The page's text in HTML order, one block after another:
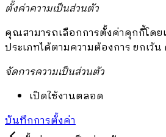
ตั้งค่าความเป็นส่วนตัว
คุณสามารถเลือกการตั้งค่าคุกกี้โด
ประเภทได้ตามความต้องการ ยกเว้
จัดการความเป็นส่วนตัว
เปิดใช้งานตลอด
บันทึกการตั้งค่า